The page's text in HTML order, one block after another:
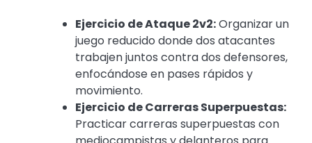
Ejercicio de Ataque 2v2:Organizar un
juego reducido donde dos atacantes
trabajen juntos contra dos defensores,
enfocándose en pases rápidos y
movimiento.
Ejercicio de Carreras Superpuestas:
Practicar carreras superpuestas con